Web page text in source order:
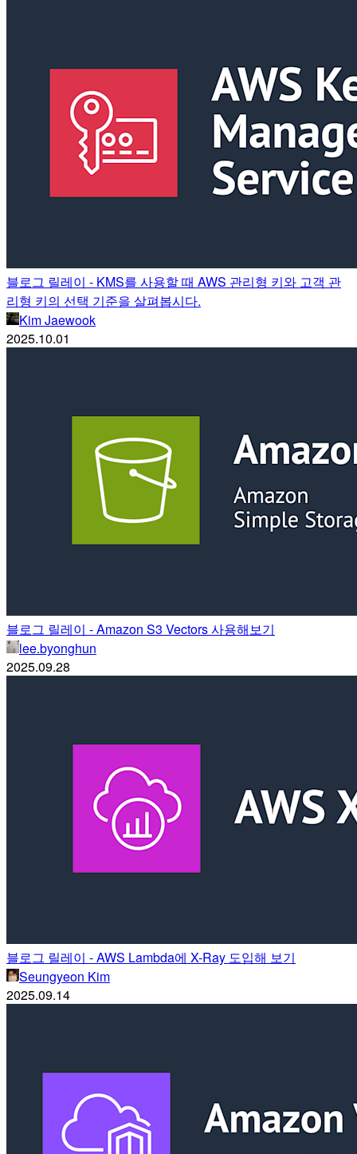
블로그 릴레이 - KMS를 사용할 때 AWS 관리형 키와 고객 관
리형 키의 선택 기준을 살펴봅시다.
Kim Jaewook
2025.10.01
블로그 릴레이 - Amazon S3 Vectors 사용해보기
lee.byonghun
2025.09.28
블로그 릴레이 - AWS Lambda에 X-Ray 도입해 보기
Seungyeon Kim
2025.09.14